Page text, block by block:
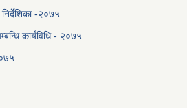
-२०७५
कार्यविधि - २०७५